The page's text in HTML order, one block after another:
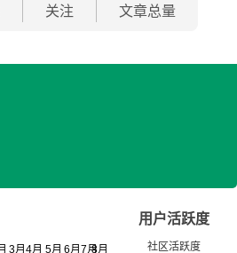
关注 文章总量
用户活跃度